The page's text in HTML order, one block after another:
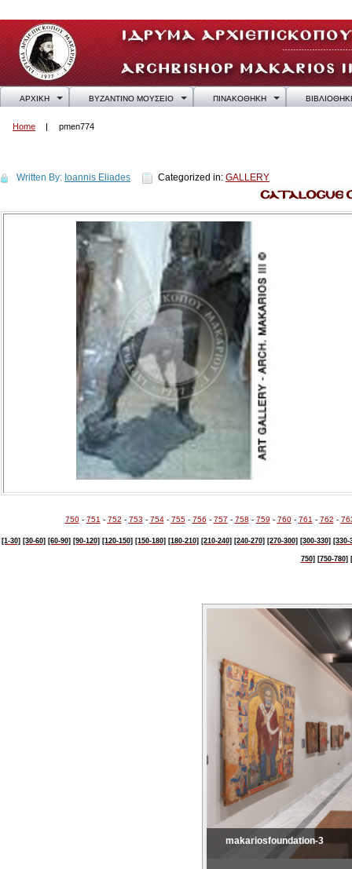
ΑΡΧΙΚΗ ΒΥΖΑΝΤΙΝΟ ΜΟΥΣΕΙΟ ΠΙΝΑΚΟΘΗΚΗ
Home pmen774
Written By: Ioannis Eliades Categorized in: GALLERY
750- 751 - 752 - 753 - 754- 755- 756 - 757 - 758 - 759 - 760- 761 - 762 -
[1-30] [30-60] [60-90] [90-120] [120-150] [150-180] [180-210] [210-240] [240-270] [270-300] [300-330] [330-
750] [750-780]
makariosfoundation-3